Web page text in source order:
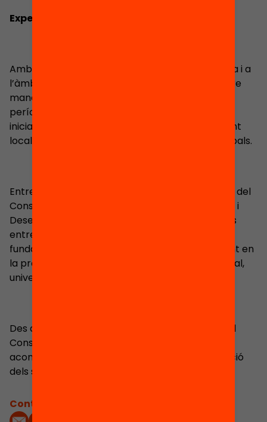
Experiència
Amb una trajectòria vinculada a la gestió pública i a
l’àmbit local, va ser alcalde d’Alella durant quatre
mandats consecutius, entre els anys 2003 i 2019,
període durant el qual vA impulsar diverses
iniciatives relacionades amb el desenvolupament
local, la innovació i la millora dels serveis municipals.
Entre altres responsabilitats, ha estat president del
Consell Sectorial d’Estudis Universitaris, Recerca i
Desenvolupament de la Fundació Tecnocampus
entre 2009 i 2011), i vicepresident de la mateixa
fundació entre 2011 i 2015, participant activament en
la promoció de la col·laboració entre el món local,
universitari i empresarial.
Des del 2019 exerceix com a director general del
Consorci Localret, des d’on treballen per
acompanyar els ajuntaments en la transformació
dels seus pobles i ciutats en municipis digitals.
Contacta'm: